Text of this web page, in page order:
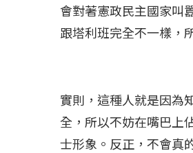
會對著憲政民主國家叫
跟塔利班完全不一樣，
實則，這種人就是因為
全，所以不妨在嘴巴上
士形象。反正，不會真